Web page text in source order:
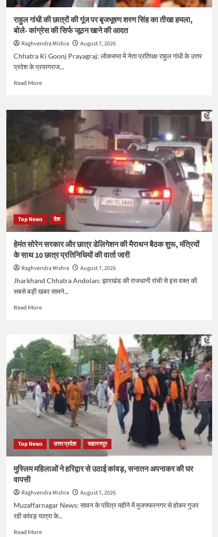
राहुल गांधी की छात्रों की गूंज पर बृजभूषण शरण सिंह का तीखा हमला,
बोले- कांग्रेस की सिर्फ जूठन खाने की आदत
Raghvendra Mishra
August 7, 2026
Chhatra Ki Goonj Prayagraj: लोकसभा में नेता प्रतिपक्ष राहुल गांधी के उत्तर
प्रदेश के प्रयागराज...
Read MoreRead
राहुल
की
छात्रों
गूंज
बृजभूषण
हमला,
की
सिर्फ
जूठन
की
आदत
Top News देश
हेमंत सोरेन सरकार और छात्र डेलिगेशन की मैराथन बैठक शुरू, मंत्रियों
के साथ 10 छात्र प्रतिनिधियों की वार्ता जारी
Raghvendra Mishra
August 7, 2026
Jharkhand Chhatra Andolan: झारखंड की राजधानी रांची से इस वक्त की
सबसे बड़ी खबर सामने...
Read MoreRead
सोरेन
सरकार
और
छात्र
डेलिगेशन
की
मैराथन
बैठक
शुरू,
साथ
छात्र
प्रतिनिधियों
वार्ता
Top News उत्तर प्रदेश सहारनपुर
मुस्लिम महिलाओं ने हरिद्वार से उठाई कांवड़, सनातन अपनाकर की घर
वापसी
Raghvendra Mishra
August 7, 2026
Muzaffarnagar News: सावन के पवित्र महीने में मुजफ्फरनगर से होकर गुजर
रही कांवड़ यात्रा के...
Read MoreRead